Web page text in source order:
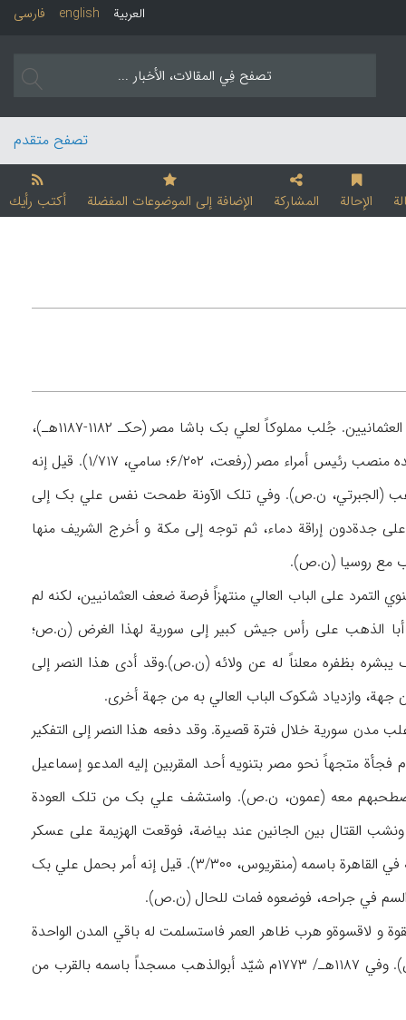
فارسی english العربیة
تصفح متقدم
الإحالة المشارکة الإضافة إلی الموضوعات المفضلة أکتب رأیك
محمد بک خازندار (تـ۱۱۸۹هـ/۱۷۷۵م)، رئیس الأمراء الممالیک بالدیار المصریة في أیام العثمانیین. جُلب مملوکاً لعلي بک باشا مصر (حکـ ۱۱۸۲-۱۱۸۷هـ)،
فأصبح خازنداراً (أمین خزانة) له (الجبرتي، ۲/۴۸۰)، و أخذ یلج باب الرقي فزوّجه علي بک ابنته وقلده منصب رئیس أمراء مصر (رفعت، ۶/۲۰۲؛ سامي، ۱/۷۱۷). قیل إنه
(الجبرتي، ن.ص). وفي تلک الآونة طمحت نفس علي بک إلی
جدةدون إراقة دماء، ثم توجه إلی مکة و أخرج الشریف منها
علی الباب العالي منتهزاً فرصة ضعف العثمانیین، لکنه لم
أبا الذهب علی رأس جیش کبیر إلی سوریة لهذا الغرض (ن.ص؛
یبشره بظفره معلناً له عن ولائه (ن.ص).وقد أدی هذا النصر إلی
وازدیاد شکوک الباب العالي به من جهة أخری.
سوریة خلال فترة قصیرة. وقد دفعه هذا النصر إلی التفکیر
متجهاً نحو مصر بتنویه أحد المقربین إلیه المدعو إسماعیل
لعلي بک و اصطحبهم معه (عمون، ن.ص). واستشف علي بک من تلک العودة
أن أبا الذهب قدجاء لقتاله (منقریوس، ن.ص)، فعبأ جنوده للقتال في ۱۱۸۶هـ، ونشب القتال بین الجانین عند بیاضة، فوقعت الهزیمة علی عسکر
علي بک (الجبرتي، ۲/۴۱۵-۴۱۶)، وأصبح أبوالذهب باشا مصر ووالیها (رفعت، ن.ص) و قرئت الخطبة في القاهرة باسمه (منقریوس، ۳/۳۰۰). قیل إنه أمر بحمل علي بک
السم في جراحه، فوضعوه فمات للحال (ن.ص).
و لاقسوةو هرب ظاهر العمر فاستسلمت له باقي المدن الواحدة
تلو الأخری، ثم عینه الباب العالي بشکل رسمي والیاً علی مصر و لاشام (منقریوس، وفعت، ن.صص). وفي ۱۱۸۷هـ/ ۱۷۷۳م شیّد أبوالذهب مسجداً باسمه بالقرب من